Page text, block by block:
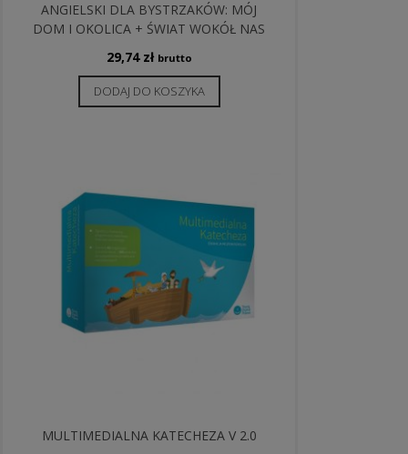
ANGIELSKI DLA BYSTRZAKÓW: MÓJ
DOM I OKOLICA + ŚWIAT WOKÓŁ NAS
29,74 zł brutto
DODAJ DO KOSZYKA
MULTIMEDIALNA KATECHEZA V 2.0